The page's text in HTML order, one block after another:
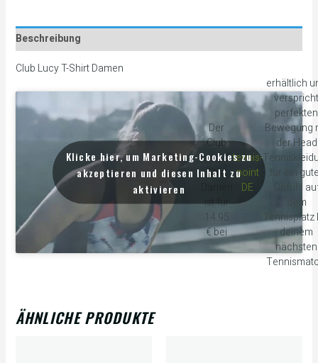
Beschreibung
Club Lucy T-Shirt Damen
Der
Club
Lucy T-
Shirt
ist für
14.95
€ bei
tennis-
point
DE
erhältlich
verspricht
perfekten
Bewegung
der Head
für ein
Gefühl
dem
Tennisplatz
deinem
nächsten
Klicke hier, um Marketing-Cookies zu
akzeptieren und diesen Inhalt zu
aktivieren
ÄHNLICHE PRODUKTE